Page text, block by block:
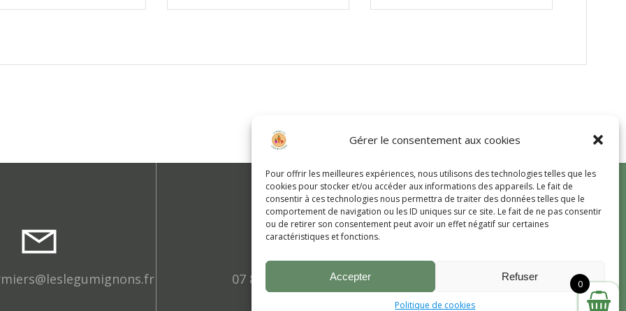
Gérer le consentement aux cookies
Pour offrir les meilleures expériences, nous utilisons des technologies telles que les
cookies pour stocker et/ou accéder aux informations des appareils. Le fait de
consentir à ces technologies nous permettra de traiter des données telles que le
comportement de navigation ou les ID uniques sur ce site. Le fait de ne pas consentir
ou de retirer son consentement peut avoir un effet négatif sur certaines
caractéristiques et fonctions.
Accepter Refuser
Politique de cookies
de
07 86 79 57 49
Légumignons
0